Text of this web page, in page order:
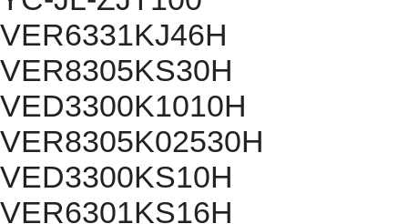
VER6331KJ46H
VER8305KS30H
VED3300K1010H
VER8305K02530H
VED3300KS10H
VER6301KS16H